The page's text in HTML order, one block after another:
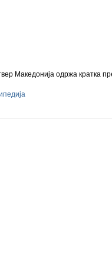
Македонија одржа кратка